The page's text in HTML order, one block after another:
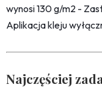
wynosi 130 g/m2 -
Aplikacja kleju
Najczęściej